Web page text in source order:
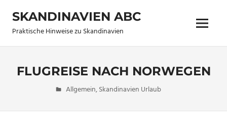
Inhalt
springen
SKANDINAVIEN ABC
Praktische Hinweise zu Skandinavien Menü
FLUGREISE NACH NORWEGEN
27. Juli 2012
allen
Allgemein,Skandinavien Urlaub